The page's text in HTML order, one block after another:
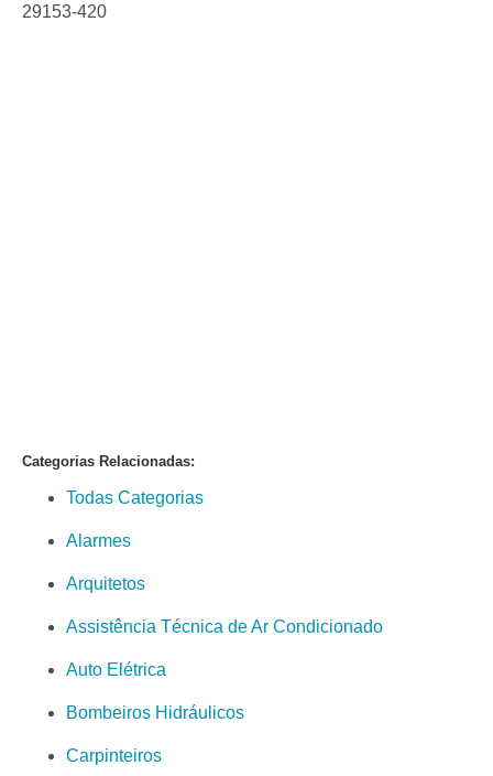
29153-420
Categorias Relacionadas:
Todas Categorias
Alarmes
Arquitetos
Assistência Técnica de Ar Condicionado
Auto Elétrica
Bombeiros Hidráulicos
Carpinteiros